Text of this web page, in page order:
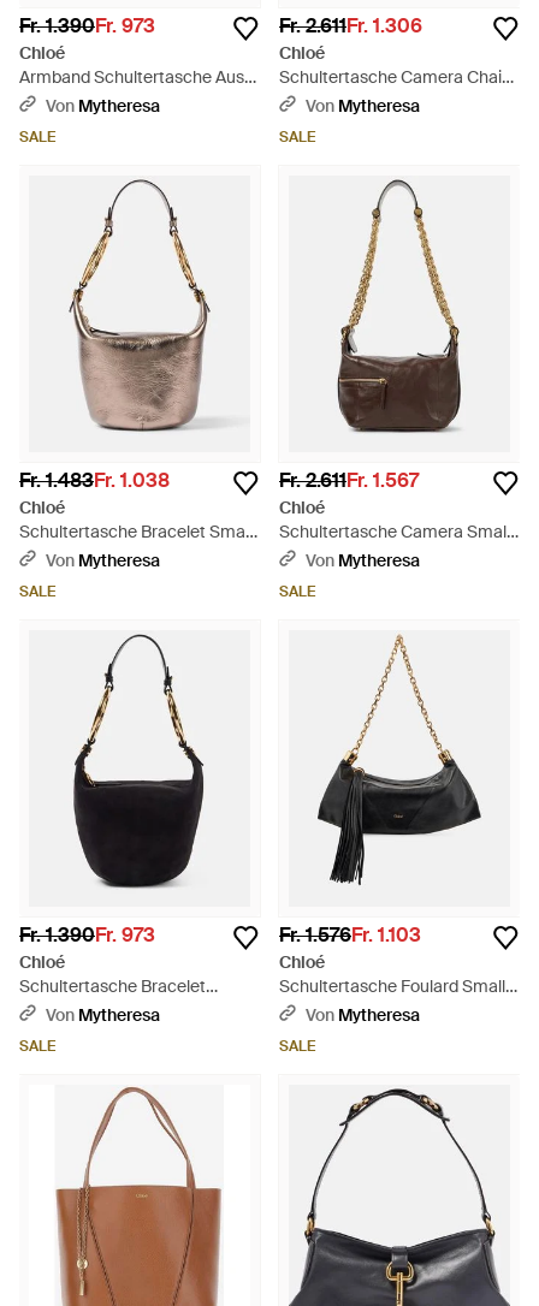
Fr. 1.390Fr. 973
Chloé
Armband Schultertasche Aus
Büffelleder - Braun
Von Mytheresa
SALE
Fr. 2.611Fr. 1.306
Chloé
Schultertasche Camera Chain
Aus Leder - Braun
Von Mytheresa
SALE
Fr. 1.483Fr. 1.038
Chloé
Schultertasche Bracelet Small
Aus Leder - Weiß
Von Mytheresa
SALE
Fr. 2.611Fr. 1.567
Chloé
Schultertasche Camera Small
Aus Leder - Braun
Von Mytheresa
SALE
Fr. 1.390Fr. 973
Chloé
Schultertasche Bracelet
Medium Aus Veloursleder -
Von Mytheresa
SALE
Fr. 1.576Fr. 1.103
Chloé
Schultertasche Foulard Small
Aus Leder - Schwarz
Von Mytheresa
SALE